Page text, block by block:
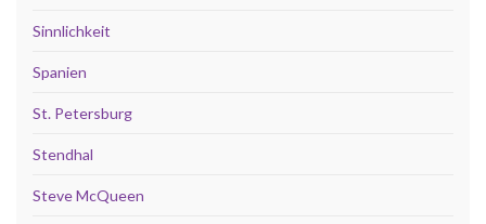
Sinnlichkeit
Spanien
St. Petersburg
Stendhal
Steve McQueen